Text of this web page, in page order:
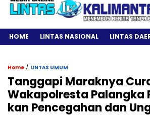
HOME LINTAS NASIONAL LINTAS
Home / LINTAS UMUM
Tanggapi Maraknya
Wakapolresta Palangka
kan Pencegahan dan